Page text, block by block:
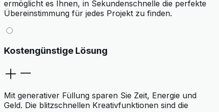
ermöglicht es Ihnen, in Sekundenschnelle die perfekte
Übereinstimmung für jedes Projekt zu finden.
Kostengünstige Lösung
Mit generativer Füllung sparen Sie Zeit, Energie und
Geld. Die blitzschnellen Kreativfunktionen sind die